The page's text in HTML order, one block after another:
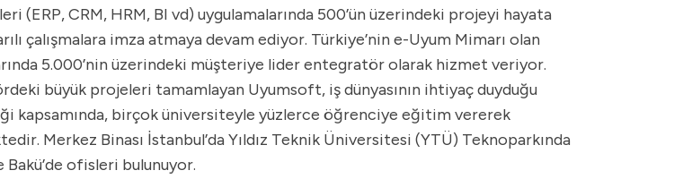
(ERP, CRM, HRM, BI vd) uygulamalarında 500’ün üzerindeki projeyi hayata
çalışmalara imza atmaya devam ediyor. Türkiye’nin e-Uyum Mimarı olan
5.000’nin üzerindeki müşteriye lider entegratör olarak hizmet veriyor.
büyük projeleri tamamlayan Uyumsoft, iş dünyasının ihtiyaç duyduğu
kapsamında, birçok üniversiteyle yüzlerce öğrenciye eğitim vererek
Merkez Binası İstanbul’da Yıldız Teknik Üniversitesi (YTÜ) Teknoparkında
ofisleri bulunuyor.